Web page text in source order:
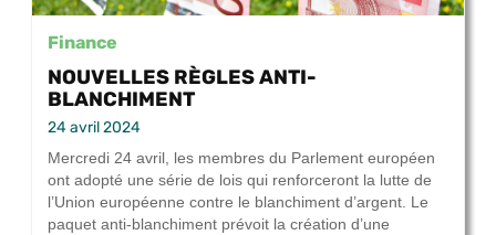
Finance
NOUVELLES RÈGLES ANTI-
BLANCHIMENT
24 avril 2024
Mercredi 24 avril, les membres du Parlement européen
ont adopté une série de lois qui renforceront la lutte de
l’Union européenne contre le blanchiment d’argent. Le
paquet anti-blanchiment prévoit la création d’une